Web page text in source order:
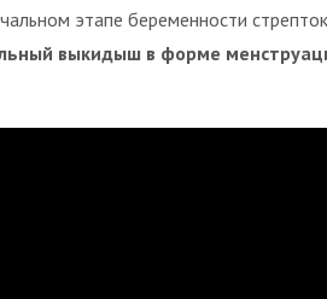
этапе беременности
выкидыш в форме